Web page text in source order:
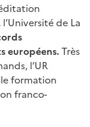
de La
européens.Très
l’UR
formation
franco-